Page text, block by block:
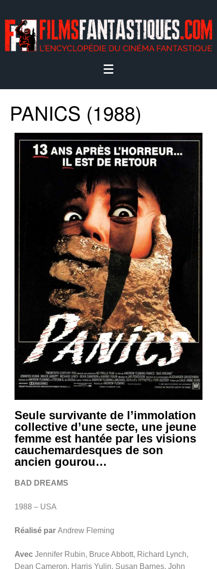
PANICS (1988)
Seule survivante de l’immolation
collective d’une secte, une jeune
femme est hantée par les visions
cauchemardesques de son
ancien gourou…
BAD DREAMS
1988 – USA
Réalisé par Andrew Fleming
Avec Jennifer Rubin, Bruce Abbott, Richard Lynch,
Dean Cameron, Harris Yulin, Susan Barnes, John